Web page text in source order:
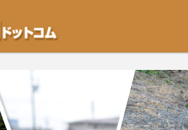
不動産や開発等の「業者」が物件を買います。一般的
をご検討中の方はお気軽にご相談ください。空き地